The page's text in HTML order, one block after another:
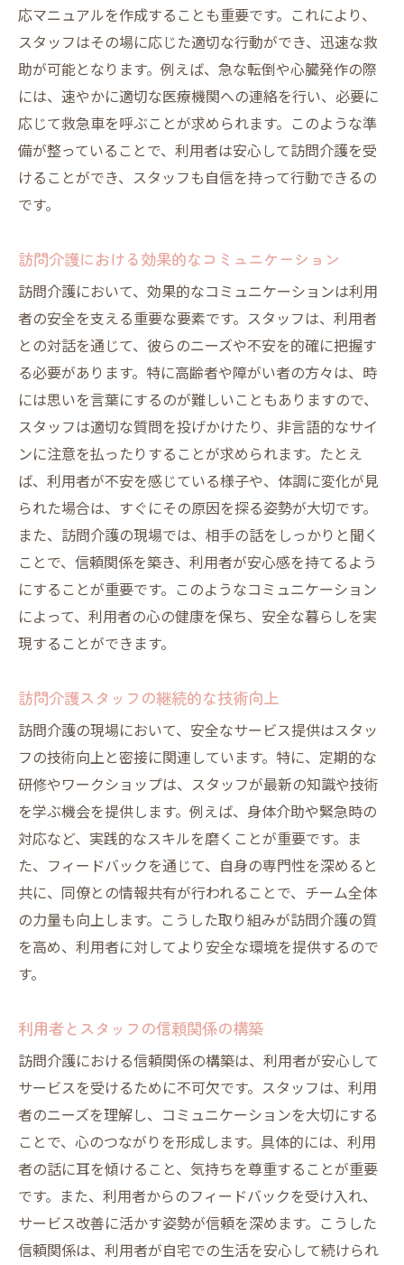
応マニュアルを作成することも重要です。これにより、
スタッフはその場に応じた適切な行動ができ、迅速な救
助が可能となります。例えば、急な転倒や心臓発作の際
には、速やかに適切な医療機関への連絡を行い、必要に
応じて救急車を呼ぶことが求められます。このような準
備が整っていることで、利用者は安心して訪問介護を受
けることができ、スタッフも自信を持って行動できるの
です。
訪問介護における効果的なコミュニケーション
訪問介護において、効果的なコミュニケーションは利用
者の安全を支える重要な要素です。スタッフは、利用者
との対話を通じて、彼らのニーズや不安を的確に把握す
る必要があります。特に高齢者や障がい者の方々は、時
には思いを言葉にするのが難しいこともありますので、
スタッフは適切な質問を投げかけたり、非言語的なサイ
ンに注意を払ったりすることが求められます。たとえ
ば、利用者が不安を感じている様子や、体調に変化が見
られた場合は、すぐにその原因を探る姿勢が大切です。
また、訪問介護の現場では、相手の話をしっかりと聞く
ことで、信頼関係を築き、利用者が安心感を持てるよう
にすることが重要です。このようなコミュニケーション
によって、利用者の心の健康を保ち、安全な暮らしを実
現することができます。
訪問介護スタッフの継続的な技術向上
訪問介護の現場において、安全なサービス提供はスタッ
フの技術向上と密接に関連しています。特に、定期的な
研修やワークショップは、スタッフが最新の知識や技術
を学ぶ機会を提供します。例えば、身体介助や緊急時の
対応など、実践的なスキルを磨くことが重要です。ま
た、フィードバックを通じて、自身の専門性を深めると
共に、同僚との情報共有が行われることで、チーム全体
の力量も向上します。こうした取り組みが訪問介護の質
を高め、利用者に対してより安全な環境を提供するので
す。
利用者とスタッフの信頼関係の構築
訪問介護における信頼関係の構築は、利用者が安心して
サービスを受けるために不可欠です。スタッフは、利用
者のニーズを理解し、コミュニケーションを大切にする
ことで、心のつながりを形成します。具体的には、利用
者の話に耳を傾けること、気持ちを尊重することが重要
です。また、利用者からのフィードバックを受け入れ、
サービス改善に活かす姿勢が信頼を深めます。こうした
信頼関係は、利用者が自宅での生活を安心して続けられ